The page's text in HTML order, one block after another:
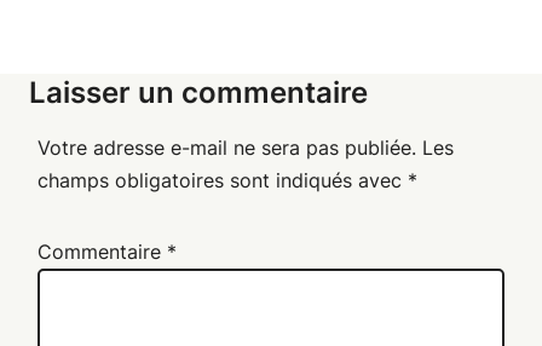
Laisser un commentaire
Votre adresse e-mail ne sera pas publiée. Les
champs obligatoires sont indiqués avec *
Commentaire *